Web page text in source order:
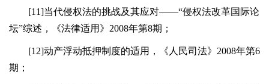
[11]当代侵权法的挑战及其应对——“侵权法改革国际论
坛”综述，《法律适用》2008年第8期；
[12]动产浮动抵押制度的适用，《人民司法》2008年第6
期；